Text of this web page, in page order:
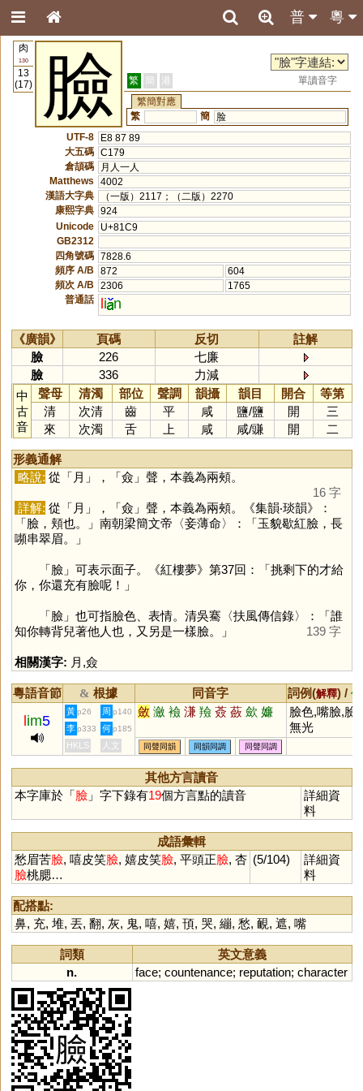
粵
普
肉
130
13
(17)
臉 繁 簡 港
單讀音字
繁簡對應
繁
簡
脸
UTF-8
E8 87 89
大五碼 C179
倉頡碼
月人一人
Matthews
4002
漢語大字典
（一版）2117；（二版）2270
康熙字典 924
Unicode
U+81C9
GB2312
四角號碼 7828.6
頻序 A/B
872
604
頻次 A/B
2306
1765
普通話
li n
《廣韻》 頁碼 反切
註解
臉
226
七廉
臉
336
力減
中
古
音
聲母 清濁 部位 聲調 韻攝 韻目 開合
等第
清
次清 齒 平 咸 鹽/鹽 開
三
來
次濁 舌 上 咸 咸/豏 開 二
形義通解
略說: 從「 月 」，「 僉 」聲，本義為兩頰。
16 字
詳解: 從「 月 」，「 僉 」聲，本義為兩頰。《集韻‧琰韻》：
「臉，頬也。」南朝梁簡文帝〈妾薄命〉：「玉貌歇紅臉，長
嚬串翠眉。」
「 臉」可表示面子。《紅樓夢》第37回：「挑剩下的才給
你，你還充有臉呢！」
「 臉」也可指臉色、表情。清吳騫〈扶風傳信錄〉：「誰
知你轉背兒著他人也，又另是一樣臉。」
139 字
相關漢字: 月 ,僉
粵語音節 & 根據 同音字 詞例(解釋) /
im5
黃 p26 周 p140 斂 瀲 襝 溓 羷 薟 蘞 歛 嬚
臉色,嘴臉,臉
無光
李 p333 何 p185
HKLS 人文 同聲同韻 同韻同調 同聲同調
其他方言讀音
本字庫於「臉」字下錄有19個方言點的讀音
詳細資
料
成語彙輯
愁眉苦臉, 嘻皮笑臉, 嬉皮笑臉, 平頭正臉, 杏
臉桃腮…
(5/104)
詳細資
料
配搭點:
鼻, 充, 堆, 丟, 翻, 灰, 鬼, 嘻, 嬉, 頇, 哭, 繃, 愁, 靦, 遮, 嘴
詞類
英文意義
n.
face; countenance; reputation; character